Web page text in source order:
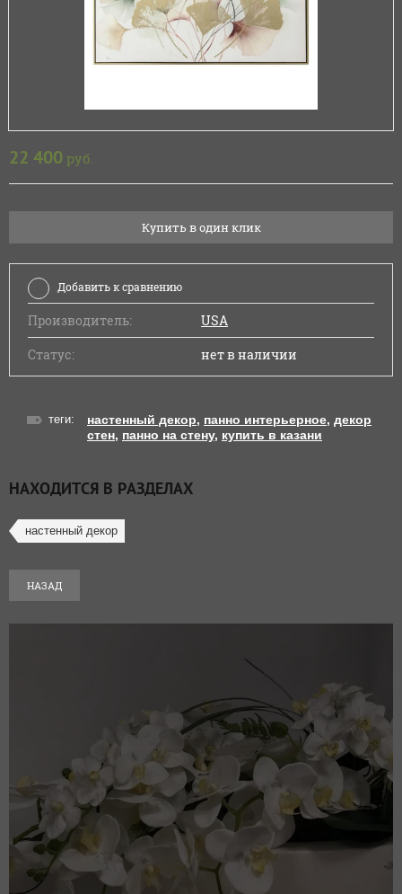
22 400 руб.
Купить в один клик
Добавить к сравнению
Производитель:
USA
Статус:
нет в наличии
теги: настенный декор, панно интерьерное, декор
стен, панно на стену, купить в казани
НАХОДИТСЯ В РАЗДЕЛАХ
настенный декор
НАЗАД